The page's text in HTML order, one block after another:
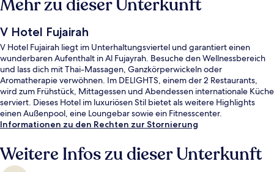
Mehr zu dieser Unterkunft
V Hotel Fujairah
V Hotel Fujairah liegt im Unterhaltungsviertel und garantiert einen
wunderbaren Aufenthalt in Al Fujayrah. Besuche den Wellnessbereich
und lass dich mit Thai-Massagen, Ganzkörperwickeln oder
Aromatherapie verwöhnen. Im DELIGHTS, einem der 2 Restaurants,
wird zum Frühstück, Mittagessen und Abendessen internationale Küche
serviert. Dieses Hotel im luxuriösen Stil bietet als weitere Highlights
einen Außenpool, eine Loungebar sowie ein Fitnesscenter.
Informationen zu den Rechten zur Stornierung
Weitere Infos zu dieser Unterkunft